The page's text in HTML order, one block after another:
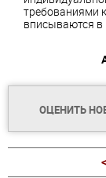
требованиями
вписываются
ОЦЕНИТЬ